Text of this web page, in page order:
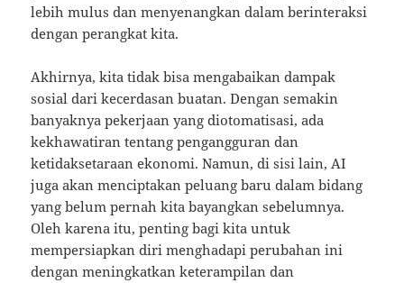
lebih mulus dan menyenangkan dalam berinteraksi
dengan perangkat kita.
Akhirnya, kita tidak bisa mengabaikan dampak
sosial dari kecerdasan buatan. Dengan semakin
banyaknya pekerjaan yang diotomatisasi, ada
kekhawatiran tentang pengangguran dan
ketidaksetaraan ekonomi. Namun, di sisi lain, AI
juga akan menciptakan peluang baru dalam bidang
yang belum pernah kita bayangkan sebelumnya.
Oleh karena itu, penting bagi kita untuk
mempersiapkan diri menghadapi perubahan ini
dengan meningkatkan keterampilan dan